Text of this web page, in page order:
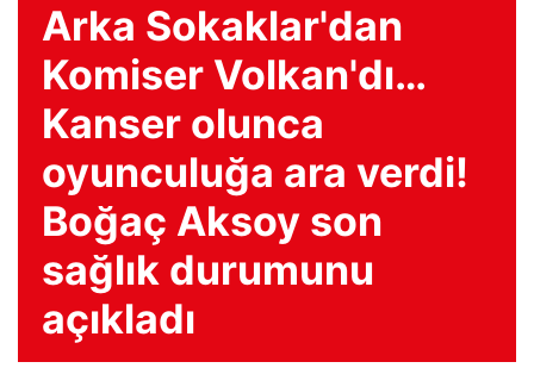
Arka Sokaklar'dan
Komiser Volkan'dı…
Kanser olunca
oyunculuğa ara verdi!
Boğaç Aksoy son
sağlık durumunu
açıkladı